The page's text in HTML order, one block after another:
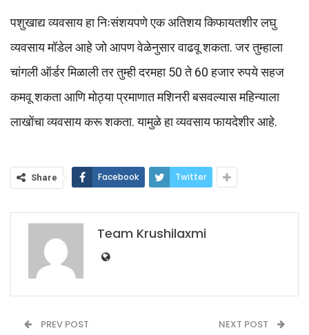
पशुखाद्य व्यवसाय हा निःसंशयपणे एक अतिशय किफायतशीर लघु
व्यवसाय मॉडेल आहे जो आपण वेळेनुसार वाढवू शकता. जर तुम्हाला
चांगली ऑर्डर मिळाली तर तुम्ही दरमहा 50 ते 60 हजार रुपये सहज
कमवू शकता आणि मोठ्या प्रमाणात मशिनरी बसवल्यास महिन्याला
लाखोंचा व्यवसाय करू शकता. यामुळे हा व्यवसाय फायदेशीर आहे.
Share Facebook Twitter
Team Krushilaxmi
PREV POST NEXT POST